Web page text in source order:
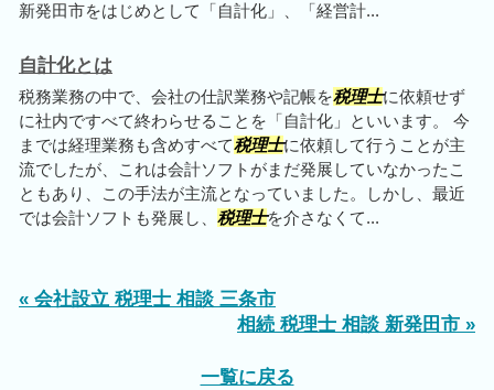
新発田市をはじめとして「自計化」、「経営計...
自計化とは
税務業務の中で、会社の仕訳業務や記帳を税理士に依頼せず
に社内ですべて終わらせることを「自計化」といいます。 今
までは経理業務も含めすべて税理士に依頼して行うことが主
流でしたが、これは会計ソフトがまだ発展していなかったこ
ともあり、この手法が主流となっていました。しかし、最近
では会計ソフトも発展し、 税理士を介さなくて...
« 会社設立 税理士 相談 三条市
相続 税理士 相談 新発田市 »
一覧に戻る